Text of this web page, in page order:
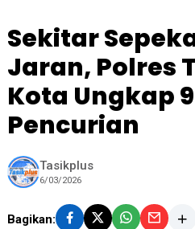
Sekitar
Jaran, Polres
Kota Ungkap
Pencurian
Tasikplus
6/03/2026
Bagikan: